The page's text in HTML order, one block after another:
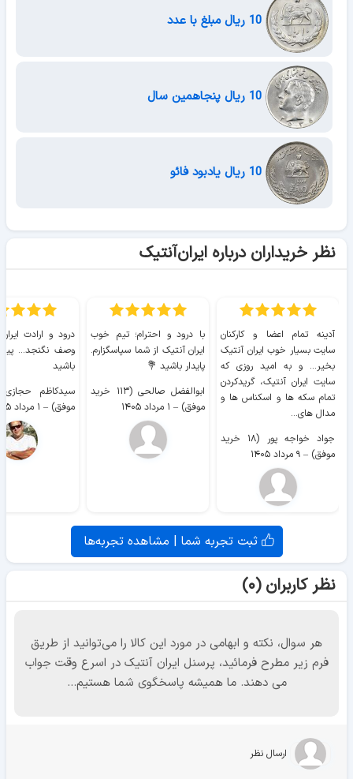
نظر خریداران درباره ایران‌آنتیک
آدینه تمام اعضا و کارکنان
سایت بسیار خوب ايران آنتیک
بخیر... و به امید روزی که
سایت ايران آنتیک، گریدکردن
تمام سکه ها و اسکناس ها و
مدال های...
جواد خواجه پور (۱۸ خرید
موفق) – ۹ مرداد ۱۴۰۵
با درود و احترام؛ تیم خوب
ایران آنتیک از شما سپاسگزارم.
پایدار باشید 💐
ابوالفضل صالحی (۱۱۳ خرید
موفق) – ۱ مرداد ۱۴۰۵
درود و ارادت
وصف نگنجد...
باشید
موفق) – ۱ مرداد ۱۴۰۵
ثبت تجربه شما | مشاهده تجربه‌ها
نظر کاربران (۰)
هر سوال، نکته و ابهامی در مورد این کالا را می‌توانید از طریق
فرم زیر مطرح فرمائید، پرسنل ایران آنتیک در اسرع وقت جواب
می دهند. ما همیشه پاسخگوی شما هستیم...
ارسال نظر